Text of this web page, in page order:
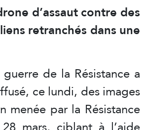
d’assaut contre des
retranchés dans une
de la Résistance a
ce lundi, des images
menée par la Résistance